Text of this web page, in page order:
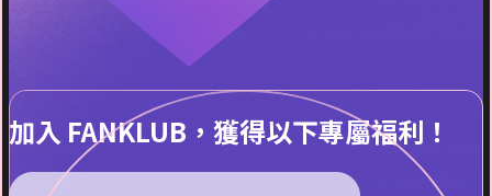
加入 FANKLUB，獲得以下專屬福利！